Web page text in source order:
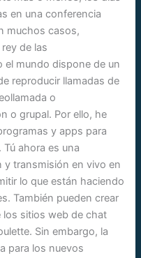
en una conferencia
muchos casos,
de las
el mundo dispone de un
reproducir llamadas de
o
o grupal. Por ello, he
y apps para
ahora es una
y transmisión en vivo en
lo que están haciendo
También pueden crear
los sitios web de chat
Sin embargo, la
para los nuevos